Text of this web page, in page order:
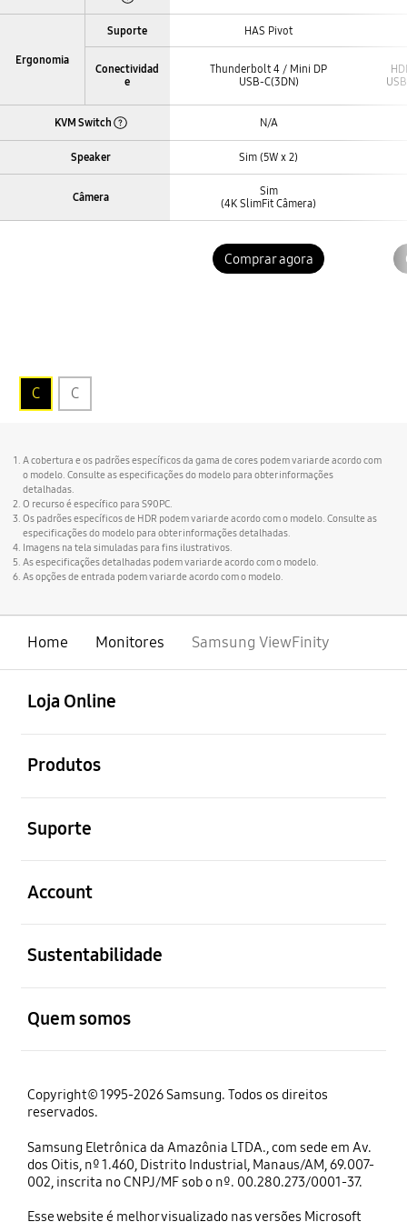
Ergonomia
Suporte
Conectividad
e
KVM Switch
Speaker
Câmera
HAS Pivot
Thunderbolt 4 / Mini DP
USB-C(3DN)
N/A
Sim (5W x 2)
Sim
(4K SlimFit Câmera)
Comprar agora
C C
A cobertura e os padrões específicos da gama de cores podem variar de acordo com
o modelo. Consulte as especificações do modelo para obter informações
detalhadas.
O recurso é específico para S90PC.
Os padrões específicos de HDR podem variar de acordo com o modelo. Consulte as
especificações do modelo para obter informações detalhadas.
Imagens na tela simuladas para fins ilustrativos.
As especificações detalhadas podem variar de acordo com o modelo.
As opções de entrada podem variar de acordo com o modelo.
Home Monitores Samsung ViewFinity
Loja Online
Produtos
Suporte
Account
Sustentabilidade
Quem somos
Copyright© 1995-2026 Samsung. Todos os direitos
reservados.
Samsung Eletrônica da Amazônia LTDA., com sede em Av.
dos Oitis, nº 1.460, Distrito Industrial, Manaus/AM, 69.007-
002, inscrita no CNPJ/MF sob o nº. 00.280.273/0001-37.
Esse website é melhor visualizado nas versões Microsoft